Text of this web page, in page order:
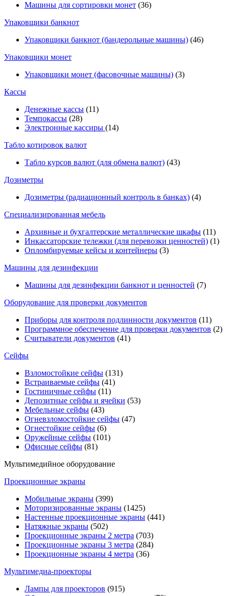
Машины для сортировки монет (36)
Упаковщики банкнот
Упаковщики банкнот (бандерольные машины) (46)
Упаковщики монет
Упаковщики монет (фасовочные машины) (3)
Кассы
Денежные кассы (11)
Темпокассы (28)
Электронные кассиры (14)
Табло котировок валют
Табло курсов валют (для обмена валют) (43)
Дозиметры
Дозиметры (радиационный контроль в банках) (4)
Специализированная мебель
Архивные и бухгалтерские металлические шкафы (11)
Инкассаторские тележки (для перевозки ценностей) (1)
Опломбируемые кейсы и контейнеры (3)
Машины для дезинфекции
Машины для дезинфекции банкнот и ценностей (7)
Оборудование для проверки документов
Приборы для контроля подлинности документов (11)
Программное обеспечение для проверки документов (2)
Считыватели документов (41)
Сейфы
Взломостойкие сейфы (131)
Встраиваемые сейфы (41)
Гостиничные сейфы (11)
Депозитные сейфы и ячейки (53)
Мебельные сейфы (43)
Огневзломостойкие сейфы (47)
Огнестойкие сейфы (6)
Оружейные сейфы (101)
Офисные сейфы (81)
Мультимедийное оборудование
Проекционные экраны
Мобильные экраны (399)
Моторизированные экраны (1425)
Настенные проекционные экраны (441)
Натяжные экраны (502)
Проекционные экраны 2 метра (703)
Проекционные экраны 3 метра (284)
Проекционные экраны 4 метра (36)
Мультимедиa-проекторы
Лампы для проекторов (915)